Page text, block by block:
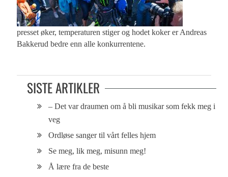
presset øker, temperaturen stiger og hodet koker er Andreas
Bakkerud bedre enn alle konkurrentene.
SISTE ARTIKLER
– Det var draumen om å bli musikar som fekk meg i
veg
Ordløse sanger til vårt felles hjem
Se meg, lik meg, misunn meg!
Å lære fra de beste